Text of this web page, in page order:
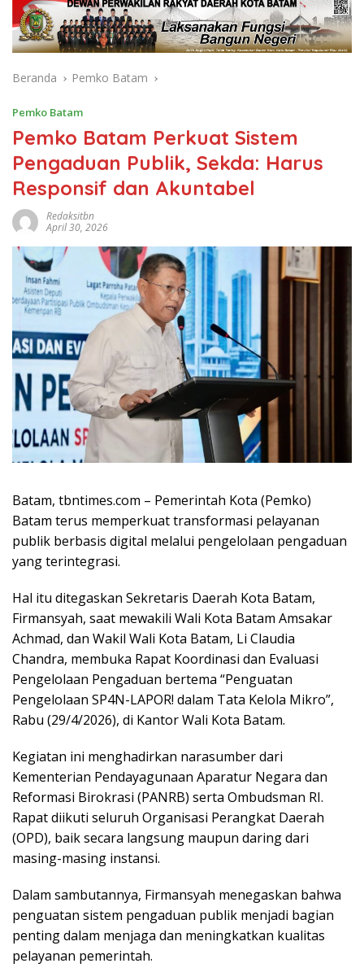
Beranda Pemko Batam
Pemko Batam
Pemko Batam Perkuat Sistem
Pengaduan Publik, Sekda: Harus
Responsif dan Akuntabel
Redaksitbn
April 30, 2026
Batam, tbntimes.com – Pemerintah Kota (Pemko)
Batam terus memperkuat transformasi pelayanan
publik berbasis digital melalui pengelolaan pengaduan
yang terintegrasi.
Hal itu ditegaskan Sekretaris Daerah Kota Batam,
Firmansyah, saat mewakili Wali Kota Batam Amsakar
Achmad, dan Wakil Wali Kota Batam, Li Claudia
Chandra, membuka Rapat Koordinasi dan Evaluasi
Pengelolaan Pengaduan bertema “Penguatan
Pengelolaan SP4N-LAPOR! dalam Tata Kelola Mikro”,
Rabu (29/4/2026), di Kantor Wali Kota Batam.
Kegiatan ini menghadirkan narasumber dari
Kementerian Pendayagunaan Aparatur Negara dan
Reformasi Birokrasi (PANRB) serta Ombudsman RI.
Rapat diikuti seluruh Organisasi Perangkat Daerah
(OPD), baik secara langsung maupun daring dari
masing-masing instansi.
Dalam sambutannya, Firmansyah menegaskan bahwa
penguatan sistem pengaduan publik menjadi bagian
penting dalam menjaga dan meningkatkan kualitas
pelayanan pemerintah.